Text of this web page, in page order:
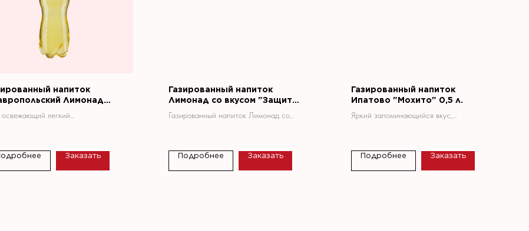
напиток
Лимонад
1,5 л.легкий
и придающий новую
в любое время года.
Заказать
Газированный напиток
Лимонад со вкусом "Защита
"Имбирь Лимон" 0,5 л.
Газированный напиток Лимонад со
сочетанием имбиря и лимона,
созданный для тех, кто ценит не
только вкус, но и пользу для здоровья.
Подробнее Заказать
Газированный напиток
Ипатово "Мохито" 0,5 л.
Яркий запоминающийся вкус,
лимоном понравятся покупателям всех
направлений.
Подробнее Заказать